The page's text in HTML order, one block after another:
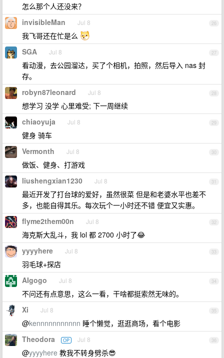
怎么那个人还没来？
26
invisibleMan Jul 8
我飞哥还在忙是么
27
SGA Jul 8
看动漫，去公园溜达，买了个相机，拍照，然后导入 nas 封
存。
28
robyn87leonard Jul 8
想学习 没学 心里难受; 下一周继续
29
chiaoyuja Jul 8
健身 骑车
30
Vermonth Jul 8
做饭、健身、打游戏
31
liushengxian1230 Jul 8
最近开发了打台球的爱好，虽然很菜 但是和老婆水平也差不
多，也能自得其乐。每次玩个一小时还不错 便宜又实惠。
32
flyme2them00n Jul 8
海克斯大乱斗，我 lol 都 2700 小时了😂
33
yyyyhere Jul 8
羽毛球+探店
34
AIgogo Jul 8
不问还有点意思，这么一看，干啥都挺索然无味的。
35
Xi Jul 8
@kennnnnnnnnnn 睡个懒觉，逛逛商场，看个电影
36
Theodora OP Jul 8
@yyyyhere 教我不转身劈杀😎